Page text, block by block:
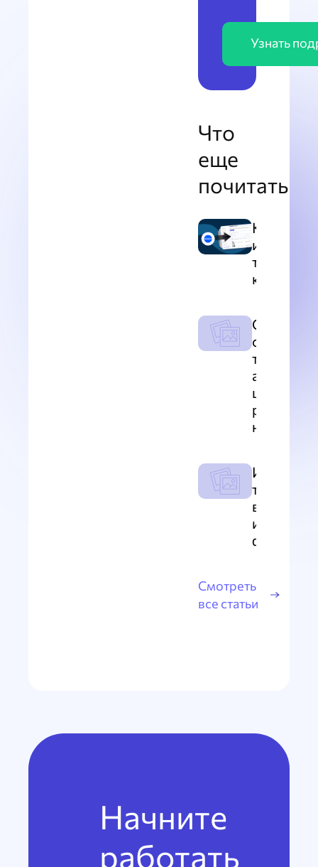
Узнать
Что
еще
почитать
Как
товары из
кабинета
столбцов
таблицы
артикулу,
цвету,
размеру,
названию
Импорт
товаров
из эксель
файла
Смотреть
все статьи
Начните
работать